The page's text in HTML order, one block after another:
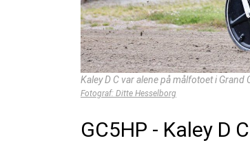
Kaley D C var alene på målfotoet i
Fotograf: Ditte Hesselborg
GC5HP - Kaley D